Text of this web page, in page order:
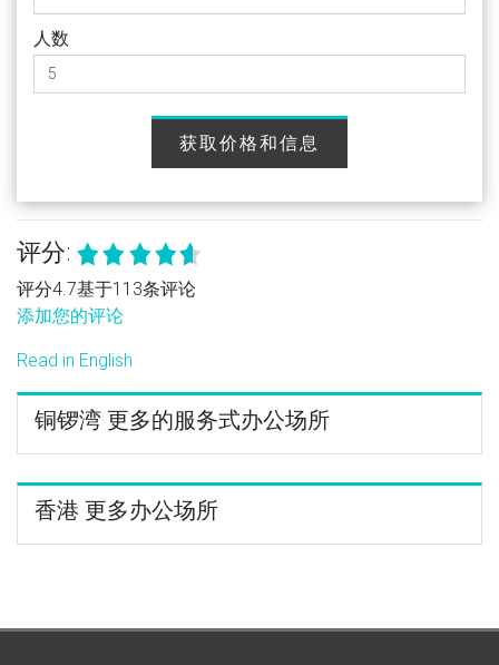
人数
获取价格和信息
评分:
评分4.7基于113条评论
添加您的评论
Read in English
铜锣湾 更多的服务式办公场所
香港 更多办公场所